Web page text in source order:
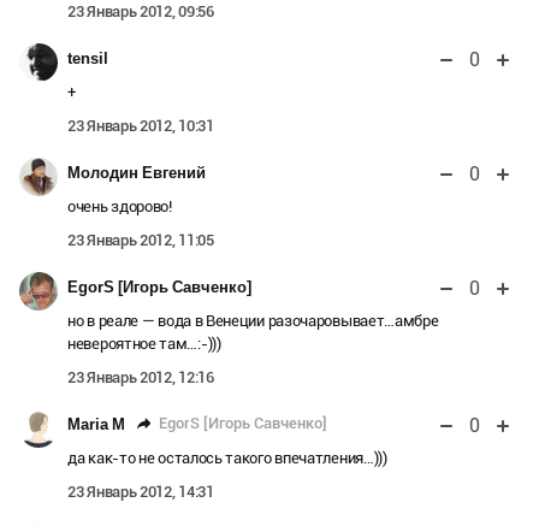
23 Январь 2012, 09:56
tensil 0
+
23 Январь 2012, 10:31
Молодин Евгений 0
очень здорово!
23 Январь 2012, 11:05
EgorS [Игорь Савченко] 0
но в реале — вода в Венеции разочаровывает…амбре
невероятное там…:-)))
23 Январь 2012, 12:16
Maria M EgorS [Игорь Савченко] 0
да как-то не осталось такого впечатления…)))
23 Январь 2012, 14:31